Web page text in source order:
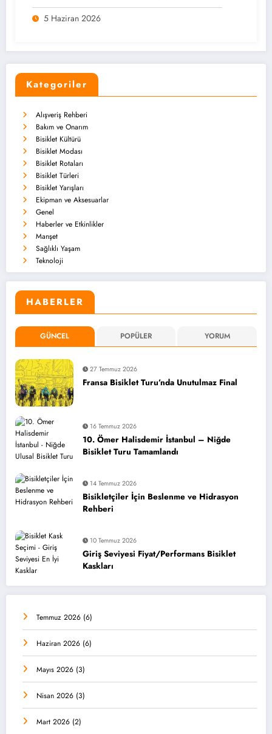
5 Haziran 2026
Kategoriler
Alışveriş Rehberi
Bakım ve Onarım
Bisiklet Kültürü
Bisiklet Modası
Bisiklet Rotaları
Bisiklet Türleri
Bisiklet Yarışları
Ekipman ve Aksesuarlar
Genel
Haberler ve Etkinlikler
Manşet
Sağlıklı Yaşam
Teknoloji
HABERLER
GÜNCEL POPÜLER YORUM
27 Temmuz 2026
Fransa Bisiklet Turu’nda Unutulmaz Final
16 Temmuz 2026
10. Ömer Halisdemir İstanbul – Niğde
Bisiklet Turu Tamamlandı
14 Temmuz 2026
Bisikletçiler İçin Beslenme ve Hidrasyon
Rehberi
10 Temmuz 2026
Giriş Seviyesi Fiyat/Performans Bisiklet
Kaskları
Temmuz 2026 (6)
Haziran 2026 (6)
Mayıs 2026 (3)
Nisan 2026 (3)
Mart 2026 (2)